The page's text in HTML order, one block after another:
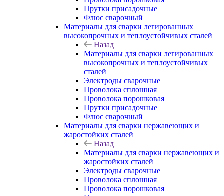
Прутки присадочные
Флюс сварочный
Материалы для сварки легированных
высокопрочных и теплоустойчивых сталей
Назад
Материалы для сварки легированных
высокопрочных и теплоустойчивых
сталей
Электроды сварочные
Проволока сплошная
Проволока порошковая
Прутки присадочные
Флюс сварочный
Материалы для сварки нержавеющих и
жаростойких сталей
Назад
Материалы для сварки нержавеющих и
жаростойких сталей
Электроды сварочные
Проволока сплошная
Проволока порошковая